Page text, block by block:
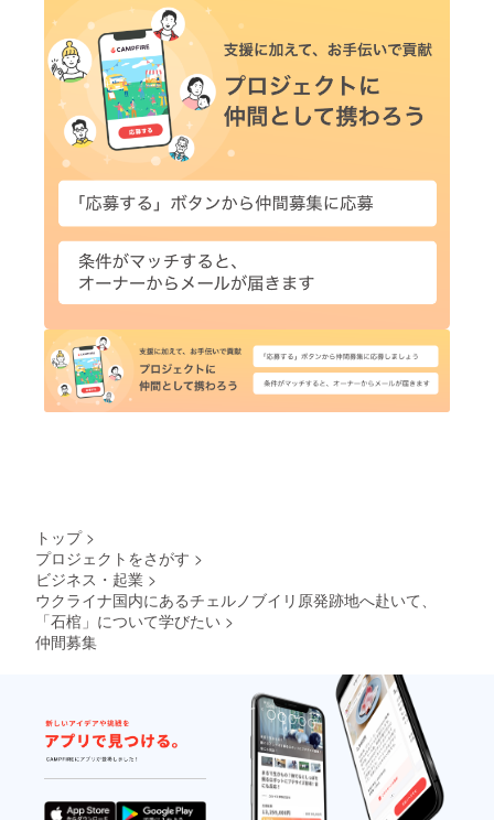
トップ >
プロジェクトをさがす >
ビジネス・起業 >
ウクライナ国内にあるチェルノブイリ原発跡地へ赴いて、
「石棺」について学びたい >
仲間募集